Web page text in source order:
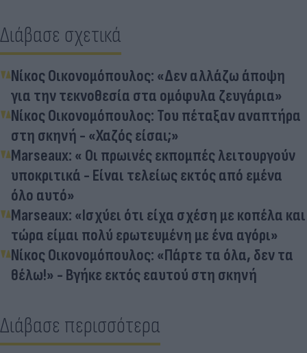
Διάβασε σχετικά
Νίκος Οικονομόπουλος: «Δεν αλλάζω άποψη
για την τεκνοθεσία στα ομόφυλα ζευγάρια»
Νίκος Οικονομόπουλος: Του πέταξαν αναπτήρα
στη σκηνή - «Χαζός είσαι;»
Marseaux: « Οι πρωινές εκπομπές λειτουργούν
υποκριτικά - Είναι τελείως εκτός από εμένα
όλο αυτό»
Marseaux: «Ισχύει ότι είχα σχέση με κοπέλα και
τώρα είμαι πολύ ερωτευμένη με ένα αγόρι»
Νίκος Οικονομόπουλος: «Πάρτε τα όλα, δεν τα
θέλω!» - Βγήκε εκτός εαυτού στη σκηνή
Διάβασε περισσότερα